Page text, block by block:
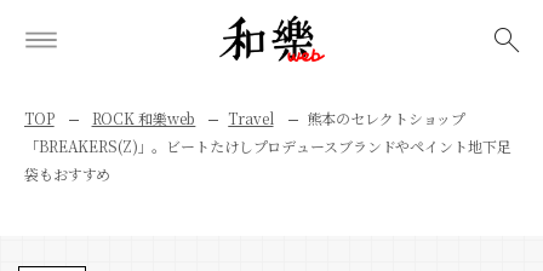
TOP ROCK 和樂web Travel
熊本のセレクトショップ
「BREAKERS(Z)」。ビートたけしプロデュースブランドやペイント地下足
袋もおすすめ